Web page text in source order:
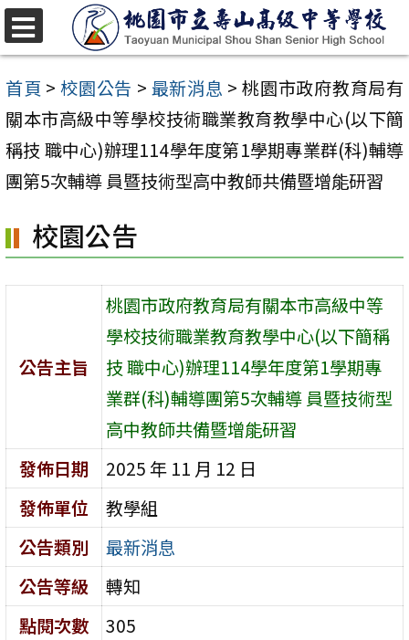
跳
至
主
要
內
容
首頁 > 校園公告 > 最新消息 > 桃園市政府教育局有
關本市高級中等學校技術職業教育教學中心(以下簡
稱技 職中心)辦理114學年度第1學期專業群(科)輔導
團第5次輔導 員暨技術型高中教師共備暨增能研習
校園公告
公告主旨
桃園市政府教育局有關本市高級中等
學校技術職業教育教學中心(以下簡稱
技 職中心)辦理114學年度第1學期專
業群(科)輔導團第5次輔導 員暨技術型
高中教師共備暨增能研習
發佈日期
2025 年 11 月 12 日
發佈單位
教學組
公告類別
最新消息
公告等級
轉知
點閱次數
305
選
單